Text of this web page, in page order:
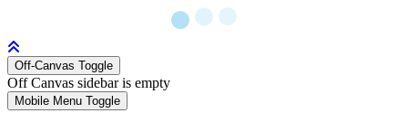
Off-Canvas Toggle
Off Canvas sidebar is empty
Mobile Menu Toggle